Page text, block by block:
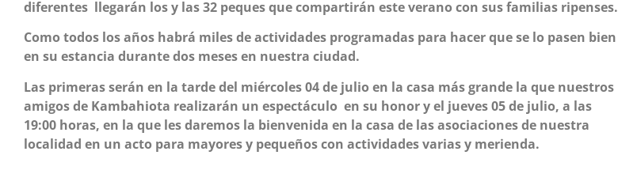
diferentes llegarán los y las 32 peques que compartirán este verano con sus familias ripenses.
Como todos los años habrá miles de actividades programadas para hacer que se lo pasen bien
en su estancia durante dos meses en nuestra ciudad.
Las primeras serán en la tarde del miércoles 04 de julio en la casa más grande la que nuestros
amigos de Kambahiota realizarán un espectáculo en su honor y el jueves 05 de julio, a las
19:00 horas, en la que les daremos la bienvenida en la casa de las asociaciones de nuestra
localidad en un acto para mayores y pequeños con actividades varias y merienda.